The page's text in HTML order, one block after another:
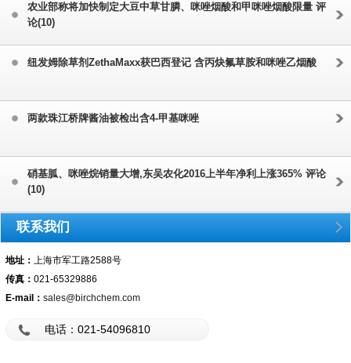
农业部称将加快制定大豆中草甘膦、咪唑烟酸和甲咪唑烟酸限量 评
论(10)
纽发姆除草剂ZethaMaxx获巴西登记 含丙炔氟草胺和咪唑乙烟酸
两款珠江桥牌酱油被检出含4-甲基咪唑
硝基胍、咪唑烷销量大增,东吴农化2016上半年净利上涨365% 评论
(10)
联系我们
地址： 上海市军工路2588号
传真： 021-65329886
E-mail： sales@birchchem.com
电话：021-54096810